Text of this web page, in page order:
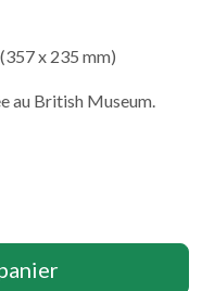
(357 x 235 mm)
au British Museum.